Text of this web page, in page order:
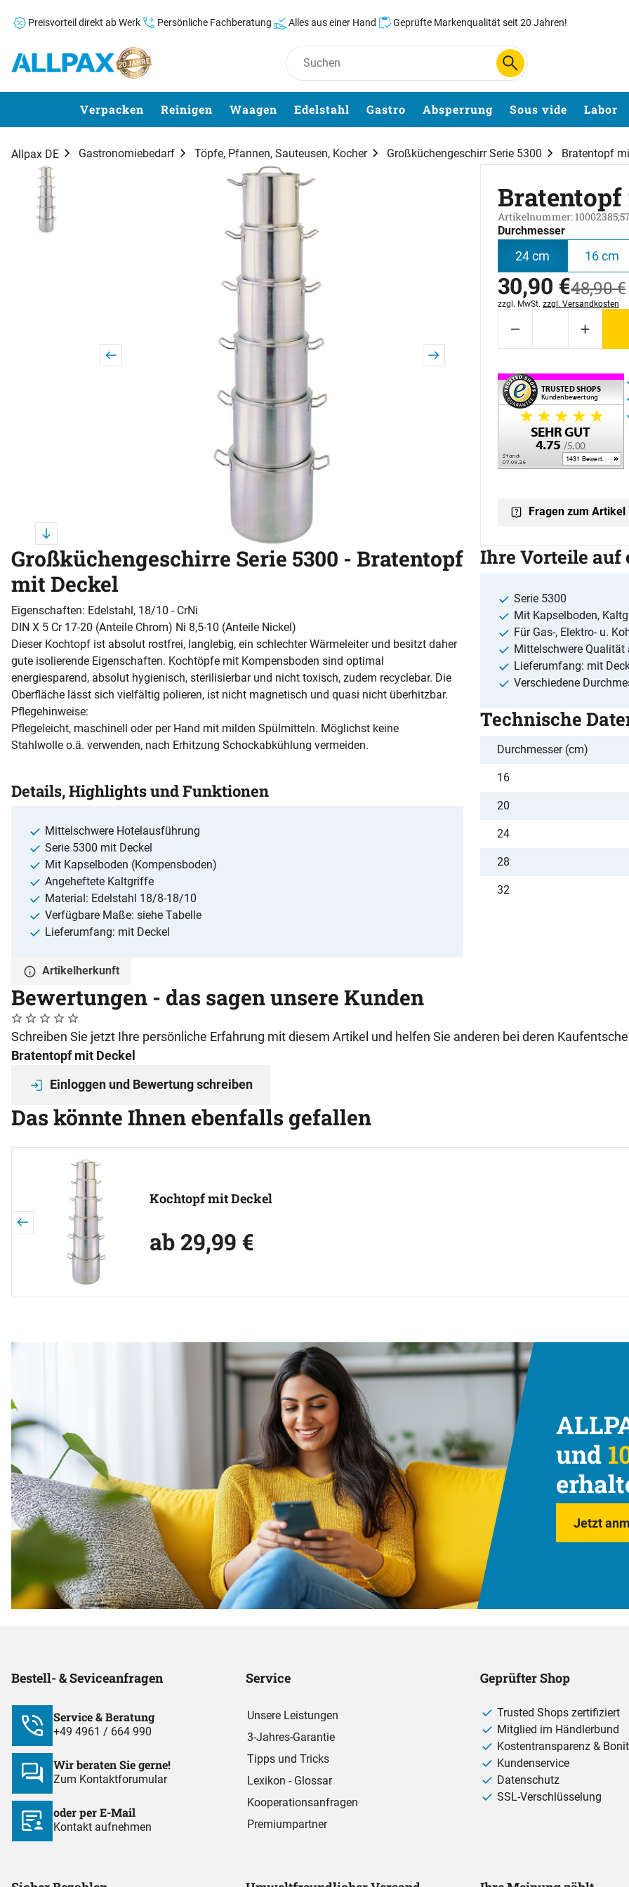
Preisvorteil direkt ab Werk Persönliche Fachberatung Alles aus einer Hand Geprüfte Markenqualität seit 20 Jahren!
Zum Hauptinhalt springen
Verpacken Reinigen Waagen Edelstahl Gastro Absperrung Sous vide Labor
Allpax DE Gastronomiebedarf Töpfe, Pfannen, Sauteusen, Kocher Großküchengeschirr Serie 5300 Bratentopf
Produktgalerie
Zur Kaufbox springen
Artikelnummer:
Durchmesser
24 cm 16 cm
jetzt:
30,90 €statt:
48,90€
Steuerhinweis:
zzgl. MwSt. zzgl. Versandkosten
Fragen zum Artikel
Großküchengeschirre Serie 5300 - Bratentopf
mit Deckel
Eigenschaften: Edelstahl, 18/10 - CrNi
DIN X 5 Cr 17-20 (Anteile Chrom) Ni 8,5-10 (Anteile Nickel)
Dieser Kochtopf ist absolut rostfrei, langlebig, ein schlechter Wärmeleiter und besitzt daher
gute isolierende Eigenschaften. Kochtöpfe mit Kompensboden sind optimal
energiesparend, absolut hygienisch, sterilisierbar und nicht toxisch, zudem recyclebar. Die
Oberfläche lässt sich vielfältig polieren, ist nicht magnetisch und quasi nicht überhitzbar.
Pflegehinweise:
Pflegeleicht, maschinell oder per Hand mit milden Spülmitteln. Möglichst keine
Stahlwolle o.ä. verwenden, nach Erhitzung Schockabkühlung vermeiden.
Details, Highlights und Funktionen
Mittelschwere Hotelausführung
Serie 5300 mit Deckel
Mit Kapselboden (Kompensboden)
Angeheftete Kaltgriffe
Material: Edelstahl 18/8-18/10
Verfügbare Maße: siehe Tabelle
Lieferumfang: mit Deckel
Artikelherkunft
Ihre Vorteile auf
Serie 5300
Mit Kapselboden,
Für Gas-, Elektro- u.
Mittelschwere Qualität
Lieferumfang: mit
Verschiedene
Technische
Durchmesser (cm)
16
20
24
28
32
Bewertungen - das sagen unsere Kunden
Noch keine Bewertungen abgegeben
0 Bewertungen
Schreiben Sie jetzt Ihre persönliche Erfahrung mit diesem Artikel und helfen Sie anderen bei deren
Bratentopf mit Deckel
Einloggen und Bewertung schreiben
Das könnte Ihnen ebenfalls gefallen
Kochtopf mit Deckel
ab:
ab 29,99 €
und
Jetzt
Bestell- & Seviceanfragen
Service & Beratung
+49 4961 / 664 990
Wir beraten Sie gerne!
Zum Kontaktforumular
oder per E-Mail
Kontakt aufnehmen
Service
Unsere Leistungen
3-Jahres-Garantie
Tipps und Tricks
Lexikon - Glossar
Kooperationsanfragen
Premiumpartner
Geprüfter Shop
Trusted Shops zertifiziert
Mitglied im Händlerbund
Kostentransparenz &
Kundenservice
Datenschutz
SSL-Verschlüsselung